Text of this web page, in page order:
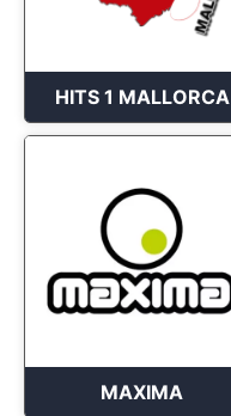
HITS 1 MALLORCA
MAXIMA